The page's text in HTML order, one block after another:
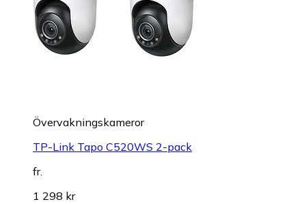
Övervakningskameror
TP-Link Tapo C520WS 2-pack
fr.
1 298 kr